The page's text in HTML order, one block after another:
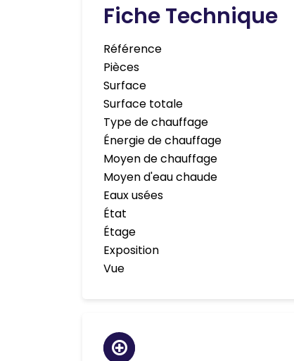
Fiche Technique
Référence
Pièces
Surface
Surface totale
Type de chauffage
Énergie de chauffage
Moyen de chauffage
Moyen d'eau chaude
Eaux usées
État
Étage
Exposition
Vue